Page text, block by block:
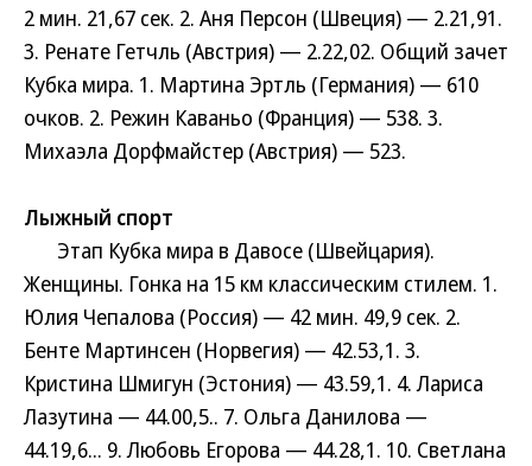
2 мин. 21,67 сек. 2. Аня Персон (Швеция) — 2.21,91.
3. Ренате Гетчль (Австрия) — 2.22,02. Общий зачет
Кубка мира. 1. Мартина Эртль (Германия) — 610
очков. 2. Режин Каваньо (Франция) — 538. 3.
Михаэла Дорфмайстер (Австрия) — 523.
Лыжный спорт
Этап Кубка мира в Давосе (Швейцария).
Женщины. Гонка на 15 км классическим стилем. 1.
Юлия Чепалова (Россия) — 42 мин. 49,9 сек. 2.
Бенте Мартинсен (Норвегия) — 42.53,1. 3.
Кристина Шмигун (Эстония) — 43.59,1. 4. Лариса
Лазутина — 44.00,5.. 7. Ольга Данилова —
44.19,6... 9. Любовь Егорова — 44.28,1. 10. Светлана